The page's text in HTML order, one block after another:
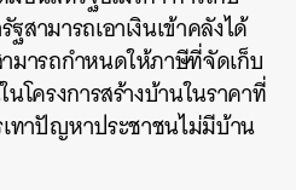
ามารถเอาเงินเข้าคลังได้
มารถกำหนดให้ภาษีที่จัดเก็บ
โครงการสร้างบ้านในราคาที่
ทาปัญหาประชาชนไม่มีบ้าน